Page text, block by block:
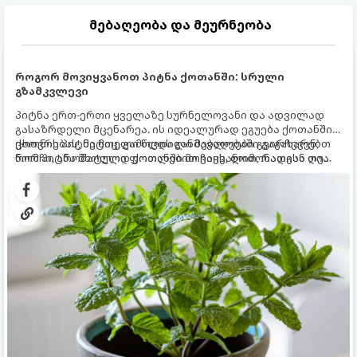
მებაღეობა და მეურნეობა
როგორ მოვიყვანოთ პიტნა ქოთანში: სრული
გზამკვლევი
პიტნა ერთ-ერთი ყველაზე სურნელოვანი და ადვილად
გასაზრდელი მცენარეა. ის იდეალურად ეგუება ქოთანში
ცხოვრებას, მეტიც, გამოცდილი მებაღეები გვირჩევენ,
რომ პიტნა მხოლოდ ქოთანში მოვიყვანოთ, რადგან ღია
გრუნტში (ბაღში) დარგვისას ის ფესვებით ძალიან
სწრაფად ვრცელდება და სხვა მცენარეებს ავიწროებს.
ქოთნის პიტნა მთელი წლის განმავლობაში გაგახარებთ
ნორჩი, არომატული ფოთლებით ჩაის, ლიმონათისა თუ
კერძებისთვის.